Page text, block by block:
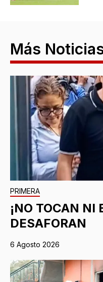
Más
PRIMERA
¡NO TOCAN NI
DESAFORAN
6 Agosto 2026